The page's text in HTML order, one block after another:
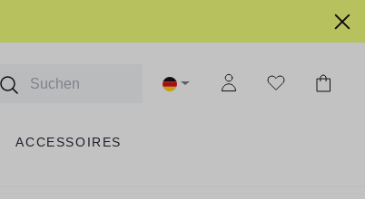
ACCESSOIRES